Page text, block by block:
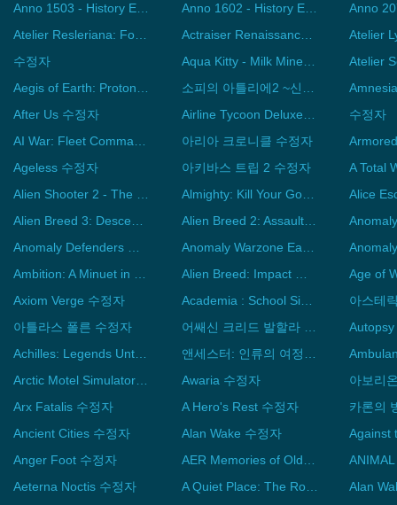
Anno 1503 - History Edition 수정자
Anno 1602 - History Edition 수정자
Atelier Resleriana: Forgotten Alchemy and the Polar Night Liberator 수정자
Actraiser Renaissance 수정자
수정자
Aqua Kitty - Milk Mine Defender 수정자
Aegis of Earth: Protonovus Assault 수정자
소피의 아틀리에2 ~신비한 꿈의 연금술사~ 수정자
After Us 수정자
Airline Tycoon Deluxe 수정자
수정자
AI War: Fleet Command 수정자
아리아 크로니클 수정자
Ageless 수정자
아키바스 트립 2 수정자
Alien Shooter 2 - The Legend 수정자
Almighty: Kill Your Gods 수정자
Alice
Alien Breed 3: Descent 수정자
Alien Breed 2: Assault 수정자
Anomaly Defenders 수정자
Anomaly Warzone Earth Mobile Campaign 수정자
Ambition: A Minuet in Power 수정자
Alien Breed: Impact 수정자
Axiom Verge 수정자
Academia : School Simulator 수정자
아틀라스 폴른 수정자
어쌔신 크리드 발할라 수정자
Achilles: Legends Untold 수정자
앤세스터: 인류의 여정 수정자
Arctic Motel Simulator 수정자
Awaria 수정자
아보리
Arx Fatalis 수정자
A Hero's Rest 수정자
카론의
Ancient Cities 수정자
Alan Wake 수정자
Anger Foot 수정자
AER Memories of Old 수정자
Aeterna Noctis 수정자
A Quiet Place: The Road Ahead 수정자
Alan